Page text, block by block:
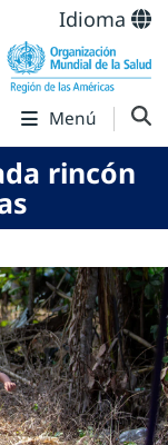
Idioma
Menú
rincón